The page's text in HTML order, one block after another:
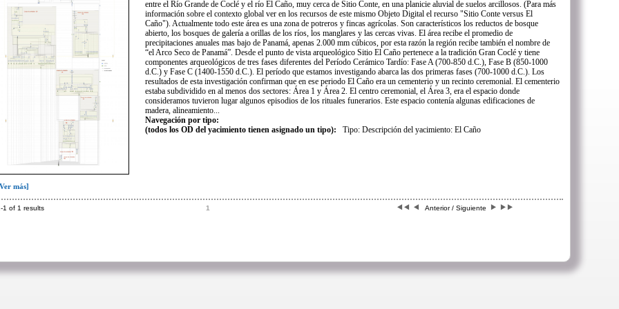
entre el Río Grande de Coclé y el río El Caño, muy cerca de Sitio Conte, en una planicie aluvial de suelos arcillosos. (Para más
información sobre el contexto global ver en los recursos de este mismo Objeto Digital el recurso "Sitio Conte versus El
Caño"). Actualmente todo este área es una zona de potreros y fincas agrícolas. Son característicos los reductos de bosque
abierto, los bosques de galería a orillas de los ríos, los manglares y las cercas vivas. El área recibe el promedio de
precipitaciones anuales mas bajo de Panamá, apenas 2.000 mm cúbicos, por esta razón la región recibe también el nombre de
“el Arco Seco de Panamá”. Desde el punto de vista arqueológico Sitio El Caño pertenece a la tradición Gran Coclé y tiene
componentes arqueológicos de tres fases diferentes del Período Cerámico Tardío: Fase A (700-850 d.C.), Fase B (850-1000
d.C.) y Fase C (1400-1550 d.C.). El período que estamos investigando abarca las dos primeras fases (700-1000 d.C.). Los
resultados de esta investigación confirman que en ese periodo El Caño era un cementerio y un recinto ceremonial. El cementerio
estaba subdividido en al menos dos sectores: Área 1 y Área 2. El centro ceremonial, el Área 3, era el espacio donde
consideramos tuvieron lugar algunos episodios de los rituales funerarios. Este espacio contenía algunas edificaciones de
madera, alineamiento...
Navegación por tipo:
(todos los OD del yacimiento tienen asignado un tipo):
Tipo: Descripción del yacimiento: El Caño
más]
1 of 1 results 1 Anterior / Siguiente